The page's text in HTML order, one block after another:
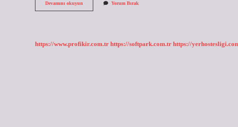
Devamını okuyun
Veren
Yorum Bırak
https://www.profikir.com.tr https://softpark.com.tr https://